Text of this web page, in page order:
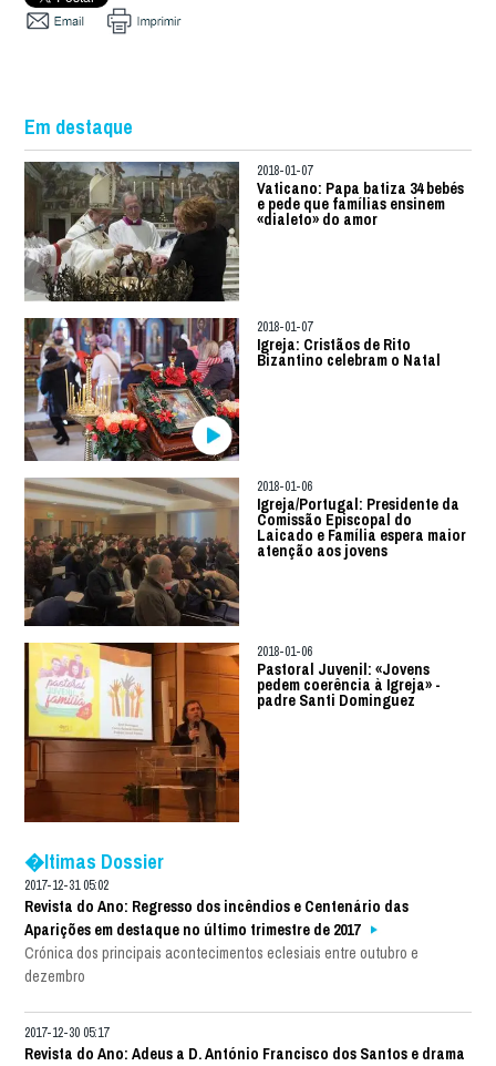
Em destaque
2018-01-07
Vaticano: Papa batiza 34 bebés
e pede que famílias ensinem
«dialeto» do amor
2018-01-07
Igreja: Cristãos de Rito
Bizantino celebram o Natal
2018-01-06
Igreja/Portugal: Presidente da
Comissão Episcopal do
Laicado e Família espera maior
atenção aos jovens
2018-01-06
Pastoral Juvenil: «Jovens
pedem coerência à Igreja» -
padre Santi Dominguez
�ltimas Dossier
2017-12-31 05:02
Revista do Ano: Regresso dos incêndios e Centenário das
Aparições em destaque no último trimestre de 2017
Crónica dos principais acontecimentos eclesiais entre outubro e
dezembro
2017-12-30 05:17
Revista do Ano: Adeus a D. António Francisco dos Santos e drama